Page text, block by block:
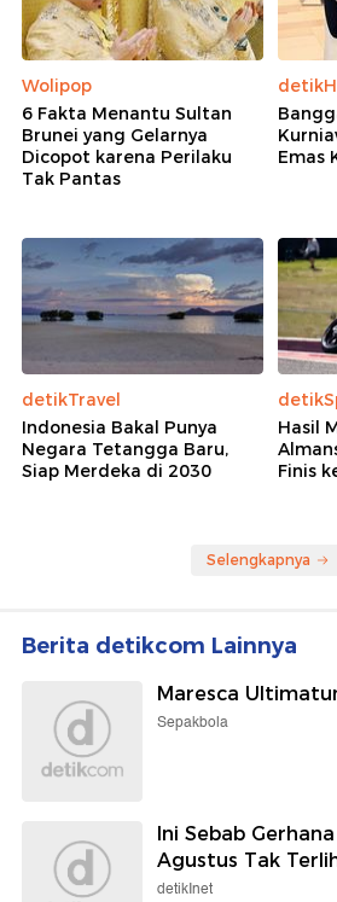
Wolipop
6 Fakta Menantu Sultan
Brunei yang Gelarnya
Dicopot karena Perilaku
Tak Pantas
Emas
detikTravel
Indonesia Bakal Punya
Negara Tetangga Baru,
Siap Merdeka di 2030
Hasil
Finis
Selengkapnya
Berita detikcom Lainnya
Maresca
Sepakbola
Ini Sebab
Agustus Tak
detikInet